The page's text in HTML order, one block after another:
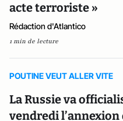
acte terroriste »
Rédaction d'Atlantico
1 min de lecture
POUTINE VEUT ALLER VITE
La Russie va
vendredi l’annexion